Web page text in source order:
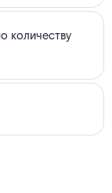
количеству